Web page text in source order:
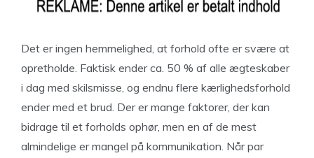
Det er ingen hemmelighed, at forhold ofte er svære at
opretholde. Faktisk ender ca. 50 % af alle ægteskaber
i dag med skilsmisse, og endnu flere kærlighedsforhold
ender med et brud. Der er mange faktorer, der kan
bidrage til et forholds ophør, men en af de mest
almindelige er mangel på kommunikation. Når par